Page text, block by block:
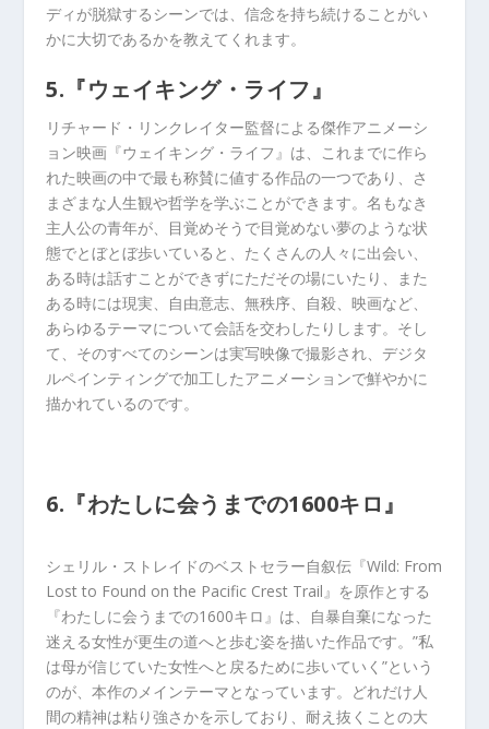
ディが脱獄するシーンでは、信念を持ち続けることがい
かに大切であるかを教えてくれます。
5.『ウェイキング・ライフ』
リチャード・リンクレイター監督による傑作アニメーシ
ョン映画『ウェイキング・ライフ』は、これまでに作ら
れた映画の中で最も称賛に値する作品の一つであり、さ
まざまな人生観や哲学を学ぶことができます。名もなき
主人公の青年が、目覚めそうで目覚めない夢のような状
態でとぼとぼ歩いていると、たくさんの人々に出会い、
ある時は話すことができずにただその場にいたり、また
ある時には現実、自由意志、無秩序、自殺、映画など、
あらゆるテーマについて会話を交わしたりします。そし
て、そのすべてのシーンは実写映像で撮影され、デジタ
ルペインティングで加工したアニメーションで鮮やかに
描かれているのです。
6.『わたしに会うまでの1600キロ』
シェリル・ストレイドのベストセラー自叙伝『Wild: From
Lost to Found on the Pacific Crest Trail』を原作とする
『わたしに会うまでの1600キロ』は、自暴自棄になった
迷える女性が更生の道へと歩む姿を描いた作品です。”私
は母が信じていた女性へと戻るために歩いていく”という
のが、本作のメインテーマとなっています。どれだけ人
間の精神は粘り強さかを示しており、耐え抜くことの大